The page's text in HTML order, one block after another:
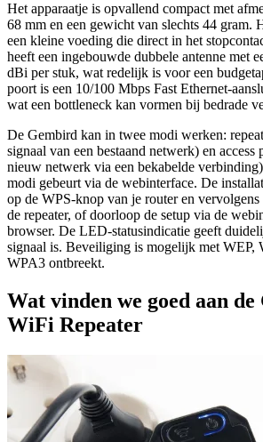
Het apparaatje is opvallend compact met
68 mm en een gewicht van slechts 44 gram.
een kleine voeding die direct in het
heeft een ingebouwde dubbele antenne met
dBi per stuk, wat redelijk is voor een
poort is een 10/100 Mbps Fast Ethernet-
wat een bottleneck kan vormen bij bedrade
De Gembird kan in twee modi werken:
signaal van een bestaand netwerk) en access
nieuw netwerk via een bekabelde
modi gebeurt via de webinterface. De
op de WPS-knop van je router en
de repeater, of doorloop de setup via de
browser. De LED-statusindicatie geeft
signaal is. Beveiliging is mogelijk met WEP,
WPA3 ontbreekt.
Wat vinden we goed aan
WiFi Repeater